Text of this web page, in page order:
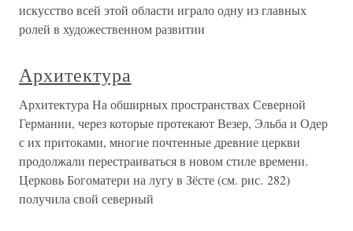
искусство всей этой области играло одну из главных
ролей в художественном развитии
Архитектура
Архитектура На обширных пространствах Северной
Германии, через которые протекают Везер, Эльба и Одер
с их притоками, многие почтенные древние церкви
продолжали перестраиваться в новом стиле времени.
Церковь Богоматери на лугу в Зёсте (см. рис. 282)
получила свой северный